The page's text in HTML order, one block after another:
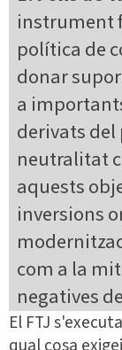
instrument
política de
donar
a
derivats del
neutralitat
aquests
inversions
com a la
negatives
El FTJ